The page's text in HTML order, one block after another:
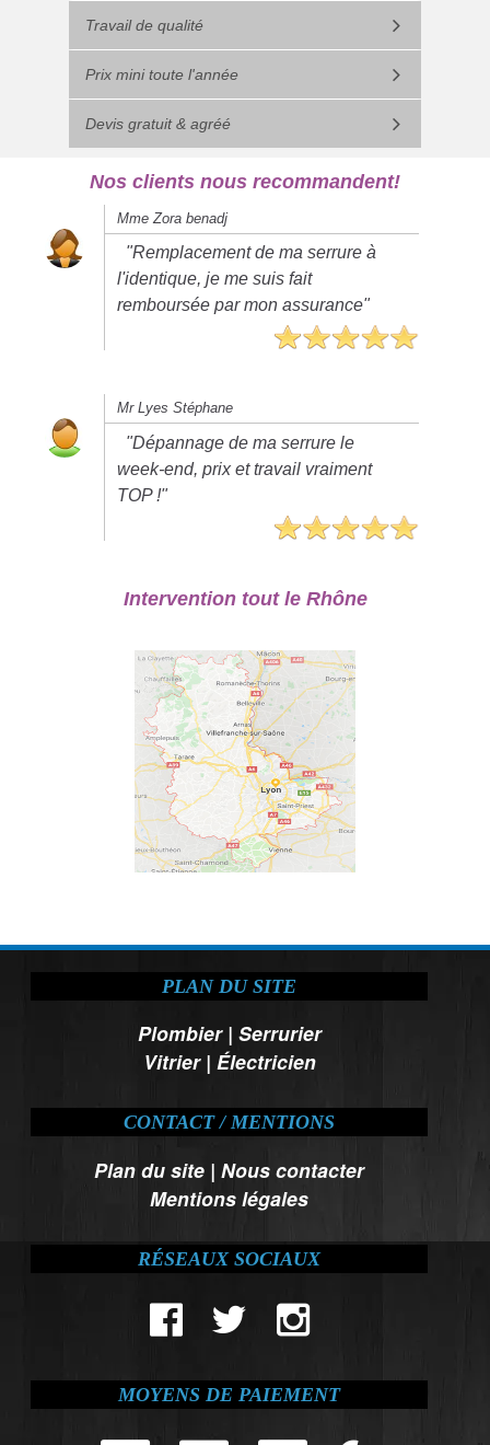
Travail de qualité
Prix mini toute l'année
Devis gratuit & agréé
Nos clients nous recommandent!
Mme Zora benadj
"Remplacement de ma serrure à
l'identique, je me suis fait
remboursée par mon assurance"
Mr Lyes Stéphane
"Dépannage de ma serrure le
week-end, prix et travail vraiment
TOP !"
Intervention tout le Rhône
PLAN DU SITE
Plombier| Serrurier
Vitrier| Électricien
CONTACT / MENTIONS
Plan du site |Nous contacter
Mentions légales
RÉSEAUX SOCIAUX
MOYENS DE PAIEMENT